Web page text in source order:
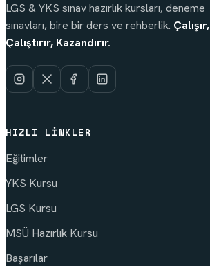
LGS & YKS sınav hazırlık kursları, deneme
sınavları, bire bir ders ve rehberlik. Çalışır,
Çalıştırır, Kazandırır.
HIZLI LINKLER
Eğitimler
YKS Kursu
LGS Kursu
MSÜ Hazırlık Kursu
Başarılar